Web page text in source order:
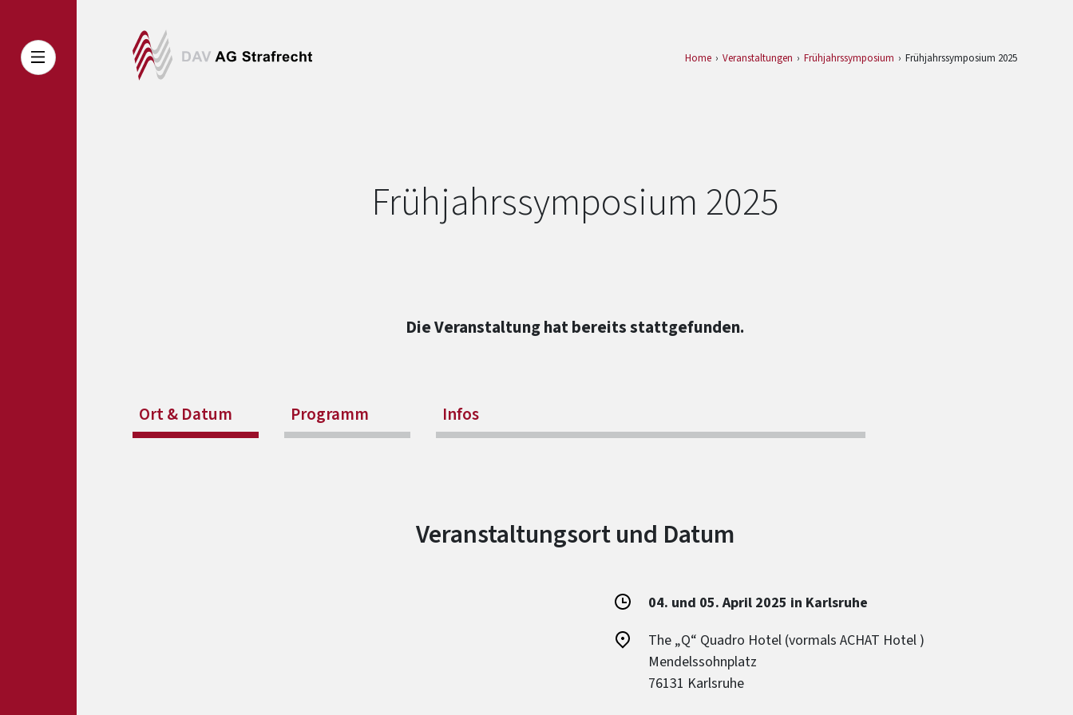
Home Veranstaltungen Frühjahrssymposium Frühjahrssymposium 2025
Frühjahrssymposium 2025
Die Veranstaltung hat bereits stattgefunden.
Ort & Datum Programm Infos
Veranstaltungsort und Datum
04. und 05. April 2025 in Karlsruhe
The „Q“ Quadro Hotel (vormals ACHAT Hotel )
Mendelssohnplatz
76131 Karlsruhe